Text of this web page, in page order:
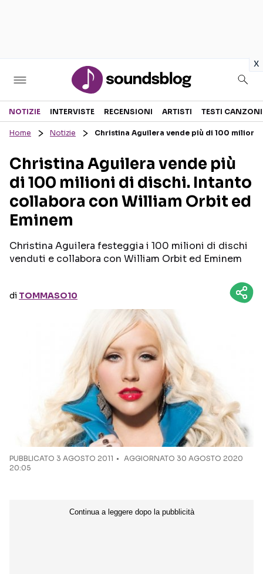
x
Sezioni
RECENSIONI MUSICALI
INTERVISTE
GOSSIP E CURIOSITÀ
TESTI CANZONI
TOUR ED EVENTI
TALENT SHOW
NOTIZIE INTERVISTE RECENSIONI ARTISTI TESTI CANZONI
Home Notizie Christina Aguilera vende più di 100
Christina Aguilera vende più
di 100 milioni di dischi. Intanto
collabora con William Orbit ed
Eminem
Christina Aguilera festeggia i 100 milioni di dischi
venduti e collabora con William Orbit ed Eminem
di TOMMASO10
PUBBLICATO 3 AGOSTO 2011
AGGIORNATO 30 AGOSTO 2020
20:05